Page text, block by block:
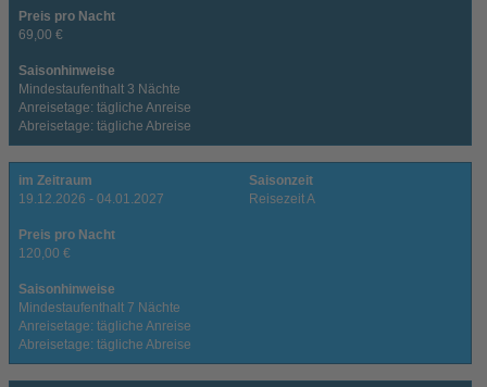
Preis pro Nacht
69,00 €
Saisonhinweise
Mindestaufenthalt 3 Nächte
Anreisetage: tägliche Anreise
Abreisetage: tägliche Abreise
im Zeitraum
19.12.2026 - 04.01.2027
Saisonzeit
Reisezeit A
Preis pro Nacht
120,00 €
Saisonhinweise
Mindestaufenthalt 7 Nächte
Anreisetage: tägliche Anreise
Abreisetage: tägliche Abreise